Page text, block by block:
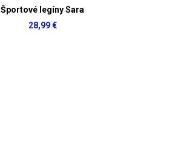
Športové legíny Sara
28,99 €